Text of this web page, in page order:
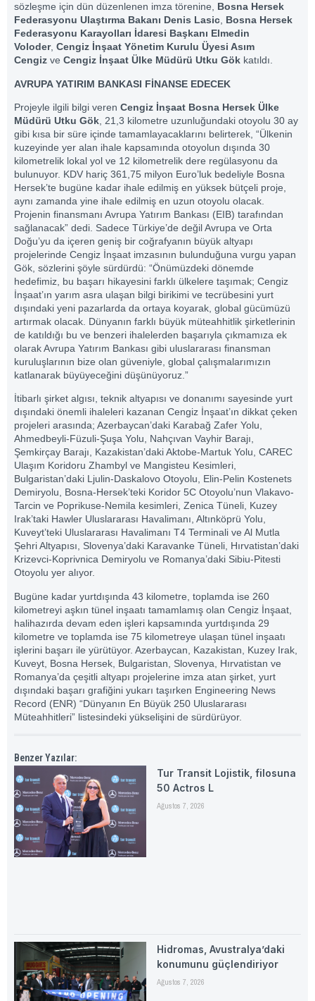
sözleşme için dün düzenlenen imza törenine, Bosna Hersek
Federasyonu Ulaştırma Bakanı Denis Lasic, Bosna Hersek
Federasyonu Karayolları İdaresi Başkanı Elmedin
Voloder, Cengiz İnşaat Yönetim Kurulu Üyesi Asım
Cengiz ve Cengiz İnşaat Ülke Müdürü Utku Gök katıldı.
AVRUPA YATIRIM BANKASI FİNANSE EDECEK
Projeyle ilgili bilgi veren Cengiz İnşaat Bosna Hersek Ülke
Müdürü Utku Gök , 21,3 kilometre uzunluğundaki otoyolu 30 ay
gibi kısa bir süre içinde tamamlayacaklarını belirterek, “Ülkenin
kuzeyinde yer alan ihale kapsamında otoyolun dışında 30
kilometrelik lokal yol ve 12 kilometrelik dere regülasyonu da
bulunuyor. KDV hariç 361,75 milyon Euro’luk bedeliyle Bosna
Hersek’te bugüne kadar ihale edilmiş en yüksek bütçeli proje,
aynı zamanda yine ihale edilmiş en uzun otoyolu olacak.
Projenin finansmanı Avrupa Yatırım Bankası (EIB) tarafından
sağlanacak” dedi. Sadece Türkiye’de değil Avrupa ve Orta
Doğu’yu da içeren geniş bir coğrafyanın büyük altyapı
projelerinde Cengiz İnşaat imzasının bulunduğuna vurgu yapan
Gök, sözlerini şöyle sürdürdü: “Önümüzdeki dönemde
hedefimiz, bu başarı hikayesini farklı ülkelere taşımak; Cengiz
İnşaat’ın yarım asra ulaşan bilgi birikimi ve tecrübesini yurt
dışındaki yeni pazarlarda da ortaya koyarak, global gücümüzü
artırmak olacak. Dünyanın farklı büyük müteahhitlik şirketlerinin
de katıldığı bu ve benzeri ihalelerden başarıyla çıkmamıza ek
olarak Avrupa Yatırım Bankası gibi uluslararası finansman
kuruluşlarının bize olan güveniyle, global çalışmalarımızın
katlanarak büyüyeceğini düşünüyoruz.”
İtibarlı şirket algısı, teknik altyapısı ve donanımı sayesinde yurt
dışındaki önemli ihaleleri kazanan Cengiz İnşaat’ın dikkat çeken
projeleri arasında; Azerbaycan’daki Karabağ Zafer Yolu,
Ahmedbeyli-Füzuli-Şuşa Yolu, Nahçıvan Vayhir Barajı,
Şemkirçay Barajı, Kazakistan’daki Aktobe-Martuk Yolu, CAREC
Ulaşım Koridoru Zhambyl ve Mangisteu Kesimleri,
Bulgaristan’daki Ljulin-Daskalovo Otoyolu, Elin-Pelin Kostenets
Demiryolu, Bosna-Hersek’teki Koridor 5C Otoyolu’nun Vlakavo-
Tarcin ve Poprikuse-Nemila kesimleri, Zenica Tüneli, Kuzey
Irak’taki Hawler Uluslararası Havalimanı, Altınköprü Yolu,
Kuveyt’teki Uluslararası Havalimanı T4 Terminali ve Al Mutla
Şehri Altyapısı, Slovenya’daki Karavanke Tüneli, Hırvatistan’daki
Krizevci-Koprivnica Demiryolu ve Romanya’daki Sibiu-Pitesti
Otoyolu yer alıyor.
Bugüne kadar yurtdışında 43 kilometre, toplamda ise 260
kilometreyi aşkın tünel inşaatı tamamlamış olan Cengiz İnşaat,
halihazırda devam eden işleri kapsamında yurtdışında 29
kilometre ve toplamda ise 75 kilometreye ulaşan tünel inşaatı
işlerini başarı ile yürütüyor. Azerbaycan, Kazakistan, Kuzey Irak,
Kuveyt, Bosna Hersek, Bulgaristan, Slovenya, Hırvatistan ve
Romanya’da çeşitli altyapı projelerine imza atan şirket, yurt
dışındaki başarı grafiğini yukarı taşırken Engineering News
Record (ENR) “Dünyanın En Büyük 250 Uluslararası
Müteahhitleri” listesindeki yükselişini de sürdürüyor.
Benzer Yazılar:
Tur Transit Lojistik, filosuna
50 Actros L
Ağustos 7, 2026
Hidromas, Avustralya’daki
konumunu güçlendiriyor
Ağustos 7, 2026